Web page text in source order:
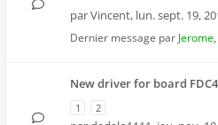
parVincent, lun. sept. 19,
Dernier message par Jerome,
New driver for board FDC4
1 2